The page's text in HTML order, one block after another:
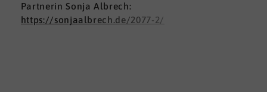
Partnerin Sonja Albrech:
https://sonjaalbrech.de/2077-2/